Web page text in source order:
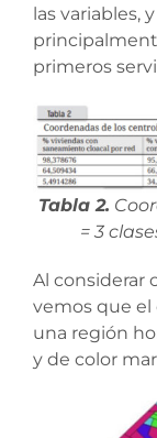
las variables,
primeros
Tabla 2.
= 3
Al considerar
vemos que
una región
y de color